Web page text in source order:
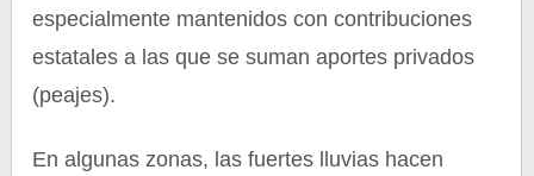
especialmente mantenidos con contribuciones
estatales a las que se suman aportes privados
(peajes).
En algunas zonas, las fuertes lluvias hacen